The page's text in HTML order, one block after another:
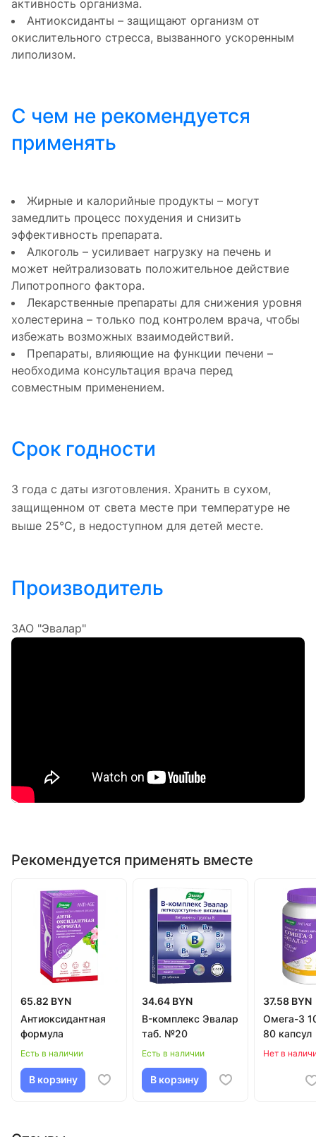
активность организма.
Антиоксиданты – защищают организм от
окислительного стресса, вызванного ускоренным
липолизом.
С чем не рекомендуется
применять
Жирные и калорийные продукты – могут
замедлить процесс похудения и снизить
эффективность препарата.
Алкоголь – усиливает нагрузку на печень и
может нейтрализовать положительное действие
Липотропного фактора.
Лекарственные препараты для снижения уровня
холестерина – только под контролем врача, чтобы
избежать возможных взаимодействий.
Препараты, влияющие на функции печени –
необходима консультация врача перед
совместным применением.
Срок годности
3 года с даты изготовления. Хранить в сухом,
защищенном от света месте при температуре не
выше 25°C, в недоступном для детей месте.
Производитель
ЗАО "Эвалар"
Рекомендуется применять вместе
65.82 BYN
Антиоксидантная
формула
Есть в наличии
В корзину
34.64 BYN
B-комплекс Эвалар
таб. №20
Есть в наличии
В корзину
37.58 BYN
Омега-3
80 капсул
Нет в